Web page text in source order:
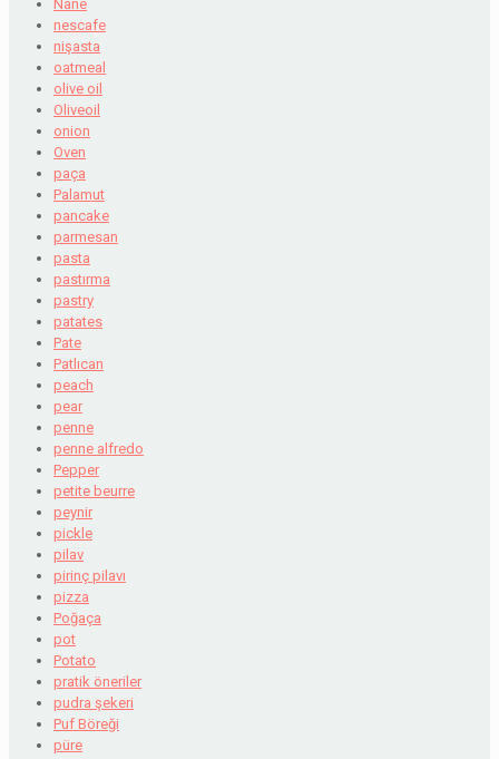
Nane
nescafe
nişasta
oatmeal
olive oil
Oliveoil
onion
Oven
paça
Palamut
pancake
parmesan
pasta
pastırma
pastry
patates
Pate
Patlıcan
peach
pear
penne
penne alfredo
Pepper
petite beurre
peynir
pickle
pilav
pirinç pilavı
pizza
Poğaça
pot
Potato
pratik öneriler
pudra şekeri
Puf Böreği
püre